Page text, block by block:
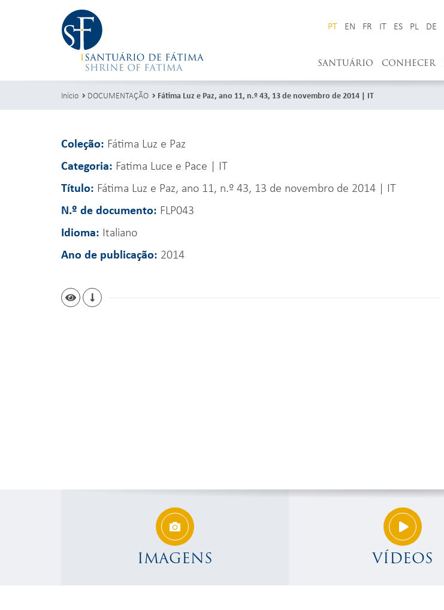
PT EN FR IT ES PL DE
SANTUÁRIO CONHECER
Início DOCUMENTAÇÃO Fátima Luz e Paz, ano 11, n.º 43, 13 de novembro de 2014 | IT
Coleção: Fátima Luz e Paz
Categoria: Fatima Luce e Pace | IT
Título: Fátima Luz e Paz, ano 11, n.º 43, 13 de novembro de 2014 | IT
N.º de documento: FLP043
Idioma: Italiano
Ano de publicação: 2014
IMAGENS VÍDEOS